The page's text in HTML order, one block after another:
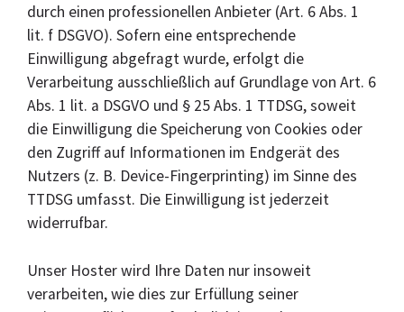
durch einen professionellen Anbieter (Art. 6 Abs. 1
lit. f DSGVO). Sofern eine entsprechende
Einwilligung abgefragt wurde, erfolgt die
Verarbeitung ausschließlich auf Grundlage von Art. 6
Abs. 1 lit. a DSGVO und § 25 Abs. 1 TTDSG, soweit
die Einwilligung die Speicherung von Cookies oder
den Zugriff auf Informationen im Endgerät des
Nutzers (z. B. Device-Fingerprinting) im Sinne des
TTDSG umfasst. Die Einwilligung ist jederzeit
widerrufbar.
Unser Hoster wird Ihre Daten nur insoweit
verarbeiten, wie dies zur Erfüllung seiner